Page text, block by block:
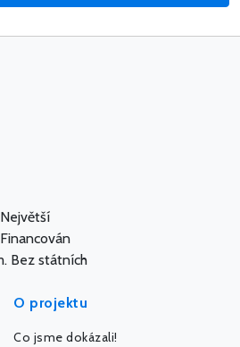
Bez státních
O projektu
Co jsme dokázali!